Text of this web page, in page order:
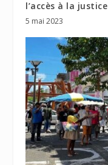
l’accès à la justice
5 mai 2023